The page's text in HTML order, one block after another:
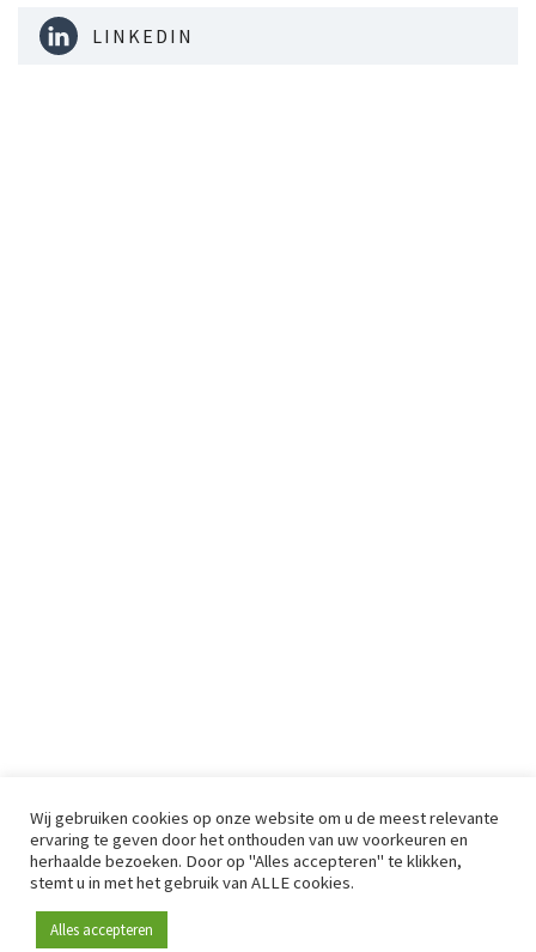
LINKEDIN
Wij gebruiken cookies op onze website om u de meest relevante
ervaring te geven door het onthouden van uw voorkeuren en
herhaalde bezoeken. Door op "Alles accepteren" te klikken,
stemt u in met het gebruik van ALLE cookies.
Alles accepteren